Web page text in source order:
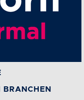
BRANCHEN